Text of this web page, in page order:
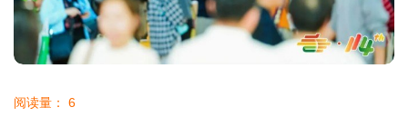
阅读量： 6